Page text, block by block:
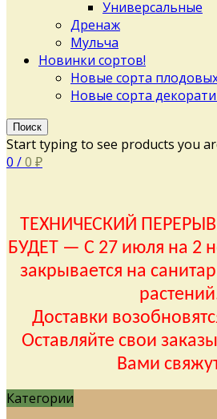
Универсальные
Дренаж
Мульча
Новинки сортов!
Новые сорта
Новые сорта
Поиск
Start typing to see products you
0 /0 ₽
ТЕХНИЧЕСКИЙ
БУДЕТ — С 27 июля на 2
закрывается на
Доставки
Оставляйте свои
Вами
Категории